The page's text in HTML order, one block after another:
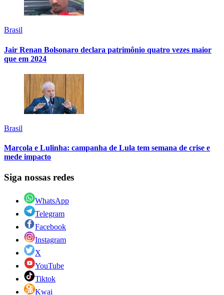
Brasil
Jair Renan Bolsonaro declara patrimônio quatro vezes maior
que em 2024
Brasil
Marcola e Lulinha: campanha de Lula tem semana de crise e
mede impacto
Siga nossas redes
WhatsApp
Telegram
Facebook
Instagram
X
YouTube
Tiktok
Kwai